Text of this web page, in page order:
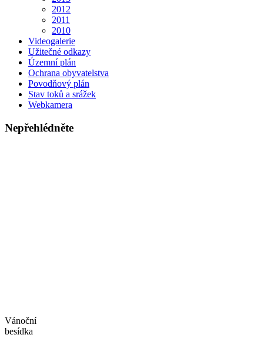
2012
2011
2010
Videogalerie
Užitečné odkazy
Územní plán
Ochrana obyvatelstva
Povodňový plán
Stav toků a srážek
Webkamera
Nepřehlédněte
Vánoční
besídka